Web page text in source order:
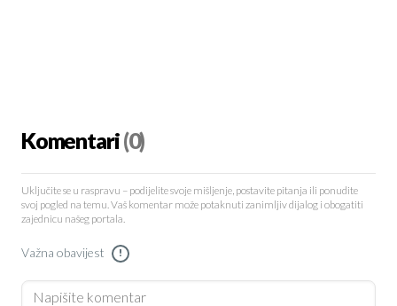
Komentari(0)
Uključite se u raspravu – podijelite svoje mišljenje, postavite pitanja ili ponudite
svoj pogled na temu. Vaš komentar može potaknuti zanimljiv dijalog i obogatiti
zajednicu našeg portala.
Važna obavijest !